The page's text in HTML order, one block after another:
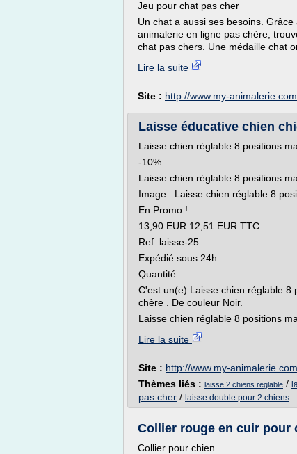
Jeu pour chat pas cher
Un chat a aussi ses besoins.
animalerie en ligne pas chère,
chat pas chers. Une médaille chat
Lire la suite
Site : http://www.my-animalerie.com
Laisse éducative chien
Laisse chien réglable 8 positions
-10%
Laisse chien réglable 8 positions
Image : Laisse chien réglable 8
En Promo !
13,90 EUR 12,51 EUR TTC
Ref. laisse-25
Expédié sous 24h
Quantité
C'est un(e) Laisse chien réglable 8
chère . De couleur Noir.
Laisse chien réglable 8 positions
Lire la suite
Site : http://www.my-animalerie.com
Thèmes liés : laisse 2 chiens reglable /
pas cher / laisse double pour 2 chiens
Collier rouge en cuir pour
Collier pour chien